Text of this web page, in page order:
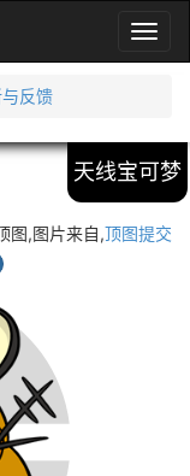
反馈
天线宝可梦
图,图片来自,顶图提交